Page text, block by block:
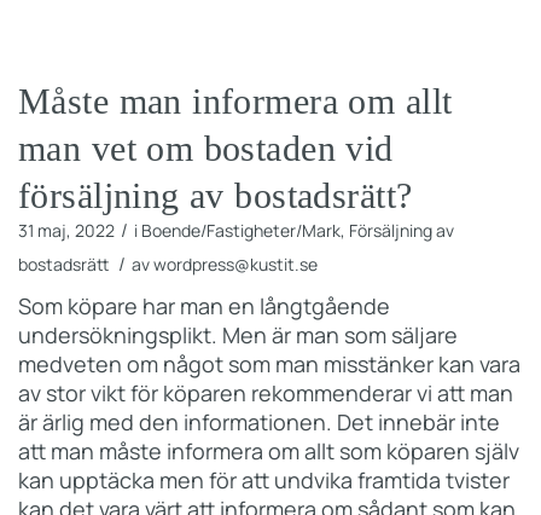
Måste man informera om allt
man vet om bostaden vid
försäljning av bostadsrätt?
31 maj, 2022 / i Boende/Fastigheter/Mark, Försäljning av
bostadsrätt / avwordpress@kustit.se
Som köpare har man en långtgående
undersökningsplikt. Men är man som säljare
medveten om något som man misstänker kan vara
av stor vikt för köparen rekommenderar vi att man
är ärlig med den informationen. Det innebär inte
att man måste informera om allt som köparen själv
kan upptäcka men för att undvika framtida tvister
kan det vara värt att informera om sådant som kan